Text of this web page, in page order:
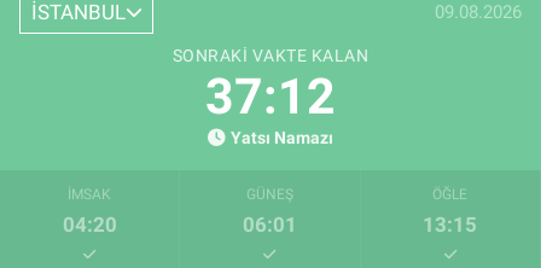
İSTANBUL 09.08.2026
SONRAKI VAKTE KALAN
37:11
Yatsı Namazı
İMSAK
04:20
GÜNEŞ
06:01
ÖĞLE
13:15